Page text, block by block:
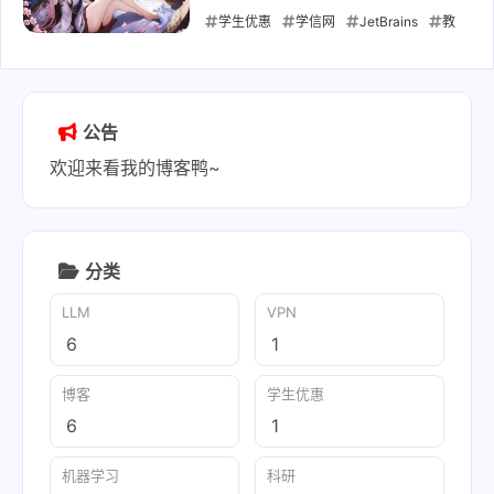
学生优惠 学信网 JetBrains 教
2026-06-12
公告
欢迎来看我的博客鸭~
分类
LLM
6
VPN
1
博客
6
学生优惠
1
机器学习 科研